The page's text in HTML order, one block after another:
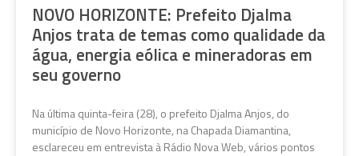
NOVO HORIZONTE: Prefeito Djalma
Anjos trata de temas como qualidade da
água, energia eólica e mineradoras em
seu governo
Na última quinta-feira (28), o prefeito Djalma Anjos, do
município de Novo Horizonte, na Chapada Diamantina,
esclareceu em entrevista à Rádio Nova Web, vários pontos